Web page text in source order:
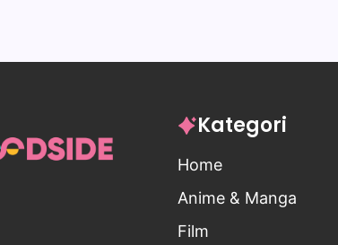
Kategori
Home
Anime & Manga
Film